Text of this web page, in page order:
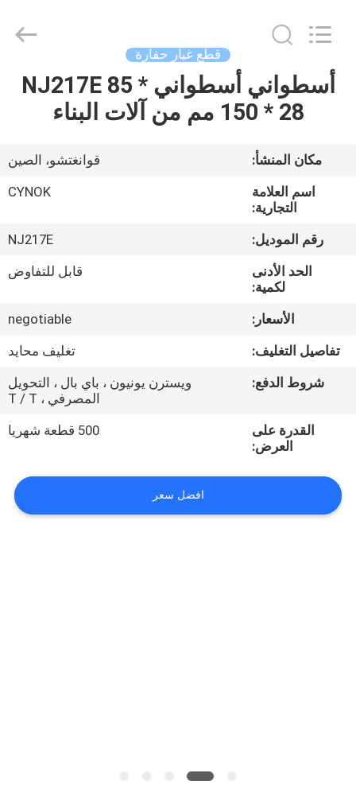
منزل،
منتجات
معلومات
المعمل
مراقبة
الجودة
اتصل
بنا
Reserved.
قطع غيار حفارة
أسطواني أسطواني NJ217E 85 *
150 * 28 مم من آلات البناء
مكان المنشأ:
قوانغتشو، الصين
اسم العلامة
التجارية:
CYNOK
رقم الموديل:
NJ217E
الحد الأدنى
لكمية:
قابل للتفاوض
الأسعار:
negotiable
تفاصيل التغليف:
تغليف محايد
شروط الدفع:
ويسترن يونيون ، باي بال ، التحويل
المصرفي ، T / T
القدرة على
العرض:
500 قطعة شهريا
افضل سعر